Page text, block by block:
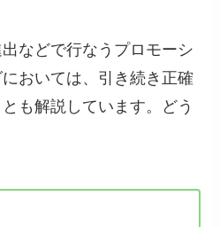
などで行なうプロモーシ
おいては、引き続き正確
も解説しています。どう